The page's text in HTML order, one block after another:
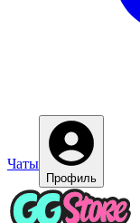
Чаты
Профиль